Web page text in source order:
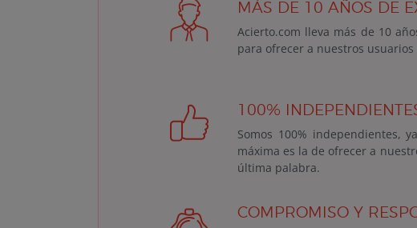
MÁS DE 10 AÑOS DE
Acierto.com lleva más de 10
para ofrecer a nuestros
100%
Somos 100% independientes,
máxima es la de ofrecer a
última palabra.
COMPROMISO Y